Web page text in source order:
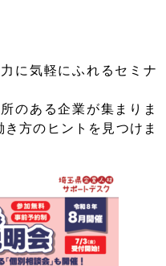
に気軽にふれるセミナ
のある企業が集まりま
方のヒントを見つけま